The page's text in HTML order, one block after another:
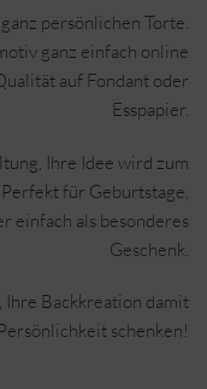
persönlichen Torte.
ganz einfach online
auf Fondant oder
Esspapier.
Ihre Idee wird zum
für Geburtstage,
einfach als besonderes
Geschenk.
Backkreation damit
schenken!